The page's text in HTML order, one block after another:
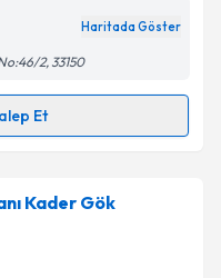
ediyorum.
Haritada Göster
2, 33150
Et
Korkmaz için randevu
uzmandan randevu
e-posta ile
Kader Gök